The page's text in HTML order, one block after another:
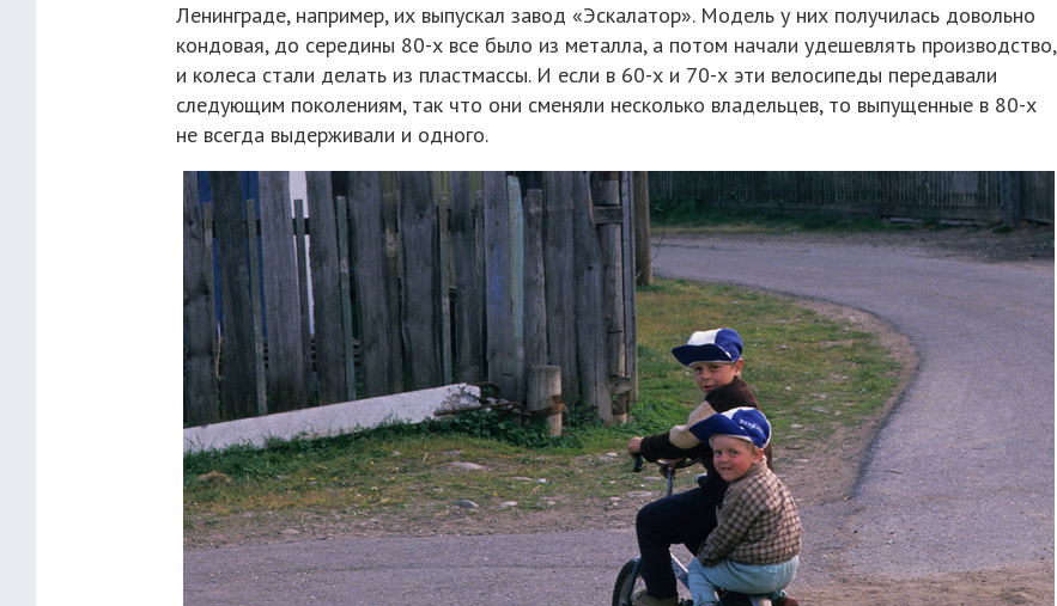
Ленинграде, например, их выпускал завод «Эскалатор». Модель у них получилась довольно
кондовая, до середины 80-х все было из металла, а потом начали удешевлять производство,
и колеса стали делать из пластмассы. И если в 60-х и 70-х эти велосипеды передавали
следующим поколениям, так что они сменяли несколько владельцев, то выпущенные в 80-х
не всегда выдерживали и одного.